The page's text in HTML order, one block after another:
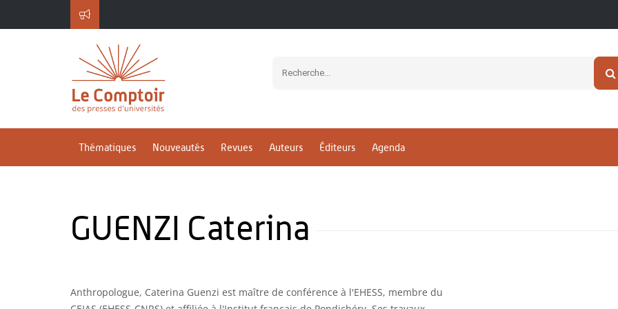
Thématiques Nouveautés Revues Auteurs Éditeurs Agenda
GUENZI Caterina
Anthropologue, Caterina Guenzi est maître de conférence à l'EHESS, membre du